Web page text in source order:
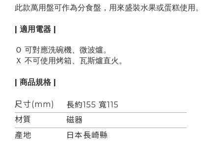
此款萬用盤可作為分食盤，用來盛裝水果或蛋糕使用。
| 適用電器 |
Ｏ 可對應洗碗機、微波爐。
Ｘ 不可使用烤箱、瓦斯爐直火。
| 商品規格 |
尺寸(mm)
長約155 寬115
材質
磁器
產地
日本長崎縣